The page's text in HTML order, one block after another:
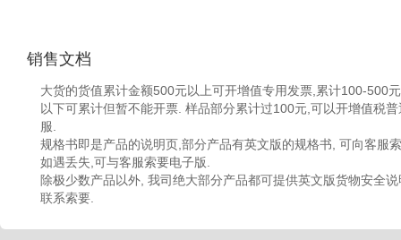
销售文档
大货的货值累计金额500元以上可开增值专用发票,累计100-500
以下可累计但暂不能开票. 样品部分累计过100元,可以开增值税
服.
规格书即是产品的说明页,部分产品有英文版的规格书, 可向客服
如遇丢失,可与客服索要电子版.
除极少数产品以外, 我司绝大部分产品都可提供英文版货物安全
联系索要.